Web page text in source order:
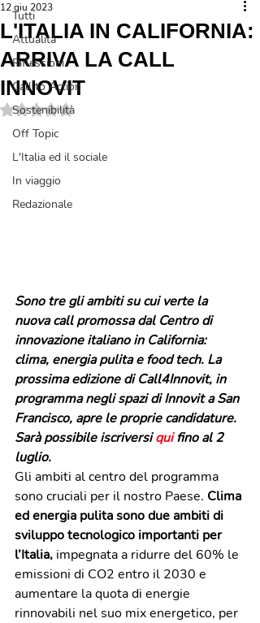
Tutti
Attualità
Riflessioni
Call to Action
Sostenibilità
Off Topic
L'Italia ed il sociale
In viaggio
Redazionale
L'ITALIA IN CALIFORNIA:
ARRIVA LA CALL
INNOVIT
12 giu 2023
Valutazione NaN stelle su 5.
Sono tre gli ambiti su cui verte la
nuova call promossa dal Centro di
innovazione italiano in California:
clima, energia pulita e food tech. La
prossima edizione di Call4Innovit, in
programma negli spazi di Innovit a San
Francisco, apre le proprie candidature.
Sarà possibile iscriversi qui fino al 2
luglio.
Gli ambiti al centro del programma
sono cruciali per il nostro Paese. Clima
ed energia pulita sono due ambiti di
sviluppo tecnologico importanti per
l’Italia, impegnata a ridurre del 60% le
emissioni di CO2 entro il 2030 e
aumentare la quota di energie
rinnovabili nel suo mix energetico, per